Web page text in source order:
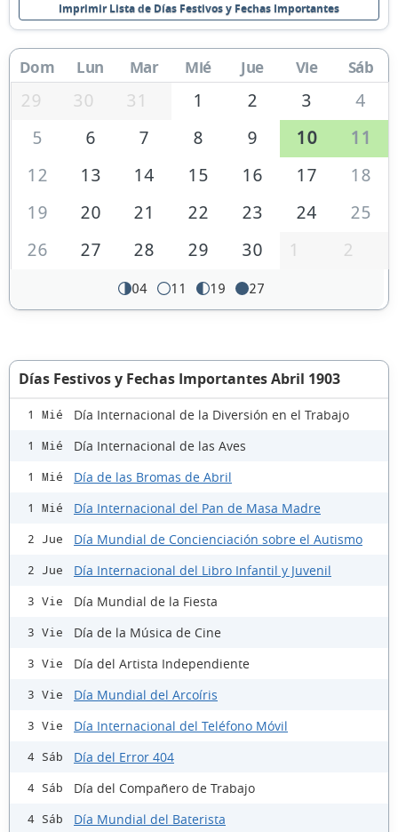
Imprimir Lista de Días Festivos y Fechas Importantes
Dom Lun Mar Mié Jue Vie Sáb
29 30 31 1 2 3
4
5
6 7 8 9 10
11
12
13 14 15 16 17
18
19
20 21 22 23 24
25
26
27 28 29 30 1 2
04 11 19 27
Días Festivos y Fechas Importantes Abril 1903
1 Mié Día Internacional de la Diversión en el Trabajo
1 Mié Día Internacional de las Aves
1 Mié Día de las Bromas de Abril
1 Mié Día Internacional del Pan de Masa Madre
2 Jue Día Mundial de Concienciación sobre el Autismo
2 Jue Día Internacional del Libro Infantil y Juvenil
3 Vie Día Mundial de la Fiesta
3 Vie Día de la Música de Cine
3 Vie Día del Artista Independiente
3 Vie Día Mundial del Arcoíris
3 Vie Día Internacional del Teléfono Móvil
4 Sáb Día del Error 404
4 Sáb Día del Compañero de Trabajo
4 Sáb Día Mundial del Baterista